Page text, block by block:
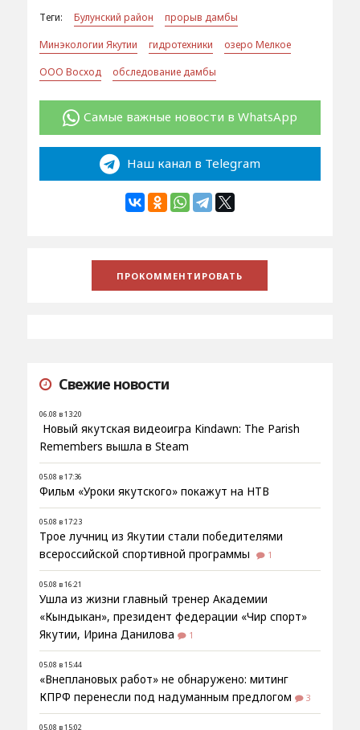
Теги: Булунский район
прорыв дамбы
Минэкологии Якутии
гидротехники
озеро Мелкое
ООО Восход
обследование дамбы
Самые важные новости в WhatsApp
Наш канал в Telegram
Свежие новости
06.08 в 13:20
Новый якутская видеоигра Kindawn: The Parish
Remembers вышла в Steam
05.08 в 17:36
Фильм «Уроки якутского» покажут на НТВ
05.08 в 17:23
Трое лучниц из Якутии стали победителями
всероссийской спортивной программы
1
05.08 в 16:21
Ушла из жизни главный тренер Академии
«Кындыкан», президент федерации «Чир спорт»
Якутии, Ирина Данилова
1
05.08 в 15:44
«Внеплановых работ» не обнаружено: митинг
КПРФ перенесли под надуманным предлогом
3
05.08 в 15:02